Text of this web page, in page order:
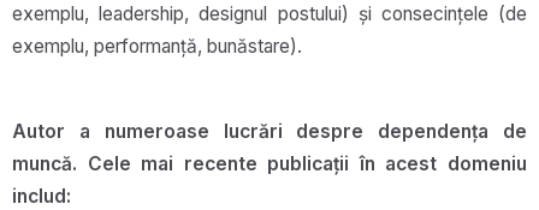
exemplu, leadership, designul postului) și consecințele (de
exemplu, performanță, bunăstare).
Autor a numeroase lucrări despre dependența de
muncă. Cele mai recente publicații în acest domeniu
includ: